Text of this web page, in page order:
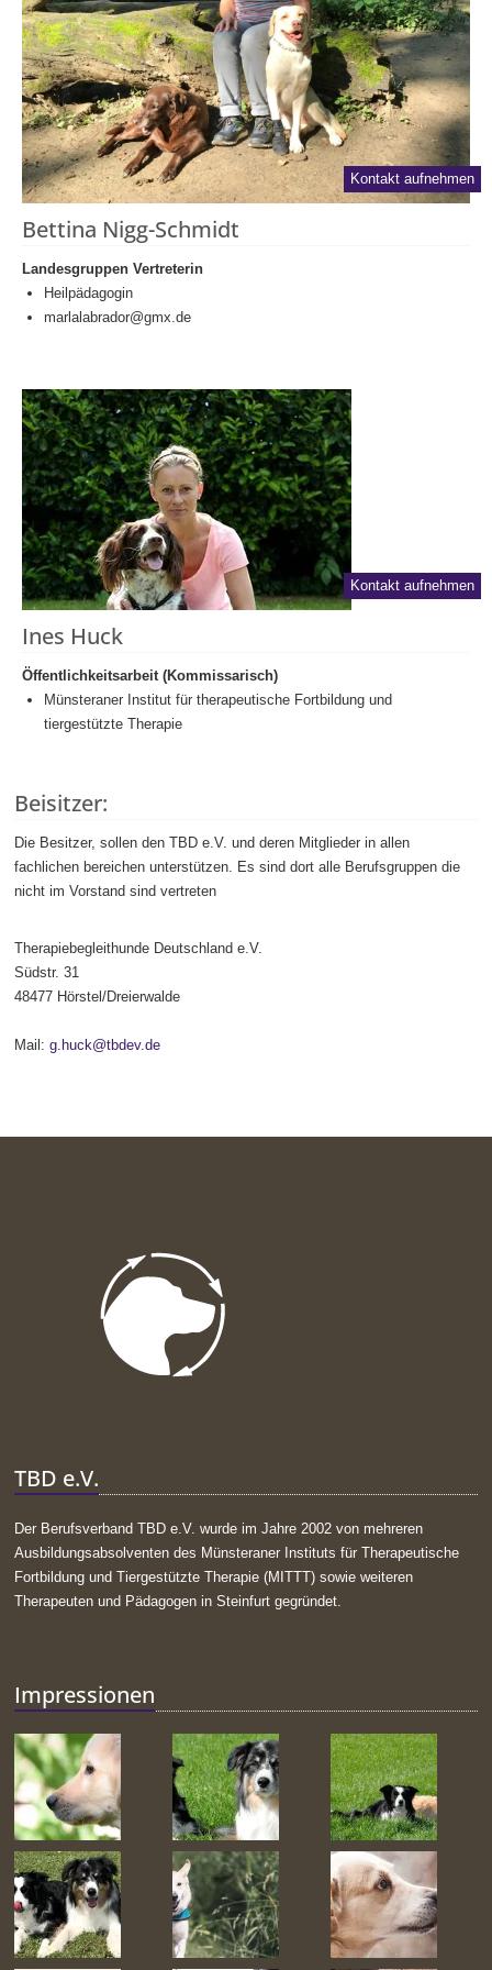
Kontakt aufnehmen
Bettina Nigg-Schmidt
Landesgruppen Vertreterin
Heilpädagogin
marlalabrador@gmx.de
Kontakt aufnehmen
Ines Huck
Öffentlichkeitsarbeit (Kommissarisch)
Münsteraner Institut für therapeutische Fortbildung und
tiergestützte Therapie
Beisitzer:
Die Besitzer, sollen den TBD e.V. und deren Mitglieder in allen
fachlichen bereichen unterstützen. Es sind dort alle Berufsgruppen die
nicht im Vorstand sind vertreten
Therapiebegleithunde Deutschland e.V.
Südstr. 31
48477 Hörstel/Dreierwalde
Mail:g.huck@tbdev.de
TBD e.V.
Der Berufsverband TBD e.V. wurde im Jahre 2002 von mehreren
Ausbildungsabsolventen des Münsteraner Instituts für Therapeutische
Fortbildung und Tiergestützte Therapie (MITTT) sowie weiteren
Therapeuten und Pädagogen in Steinfurt gegründet.
Impressionen